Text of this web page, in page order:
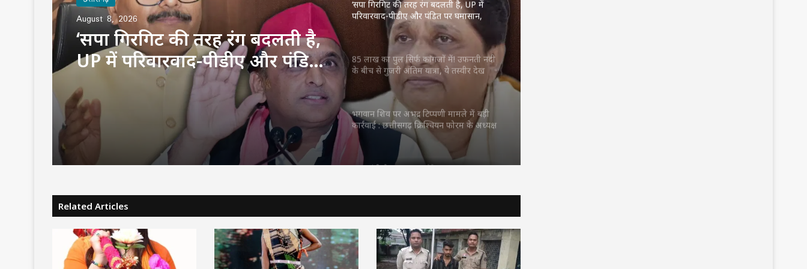
August 8, 2026
‘सपा गिरगिट की तरह रंग बदलती है,
UP में परिवारवाद-पीडीए और पंडित
पर घमासान, अखिलेश पर मायावती
का हमला
‘सपा गिरगिट की तरह रंग बदलती है, UP में
परिवारवाद-पीडीए और पंडित पर घमासान,
अखिलेश पर मायावती का हमला
85 लाख का पुल सिर्फ कागजों में! उफनती नदी
के बीच से गुजरी अंतिम यात्रा, ये तस्वीर देख
सहम जाएंगे आप
भगवान शिव पर अभद्र टिप्पणी मामले में बड़ी
कार्रवाई : छत्तीसगढ़ क्रिश्चियन फोरम के अध्यक्ष
अरुण पन्नालाल गिरफ्तार
राहुल गांधी के प्रयागराज दौरे पर BJP का बड़ा
फूटा गुस्सा, लोगों ने जमकर उड़ाया मजाक
Related Articles